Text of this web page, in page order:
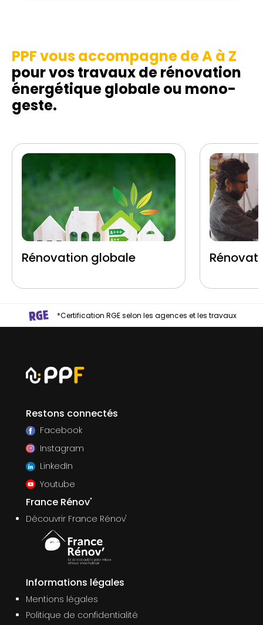
PPF vous accompagne de A à Z
pour vos travaux de rénovation
énergétique globale ou mono-
geste.
Rénovation globale
*Certification RGE selon les agences et les travaux
Restons connectés
Facebook
Instagram
LinkedIn
Youtube
France Rénov'
Découvrir France Rénov'
Informations légales
Mentions légales
Politique de confidentialité